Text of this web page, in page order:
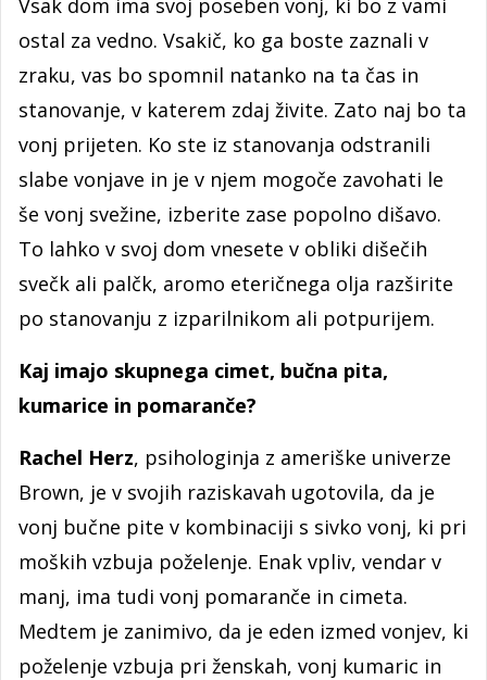
ostal za vedno. Vsakič, ko ga boste zaznali v
zraku, vas bo spomnil natanko na ta čas in
stanovanje, v katerem zdaj živite. Zato naj bo ta
vonj prijeten. Ko ste iz stanovanja odstranili
slabe vonjave in je v njem mogoče zavohati le
še vonj svežine, izberite zase popolno dišavo.
To lahko v svoj dom vnesete v obliki dišečih
svečk ali palčk, aromo eteričnega olja razširite
po stanovanju z izparilnikom ali potpurijem.
Kaj imajo skupnega cimet, bučna pita,
kumarice in pomaranče?
Rachel Herz, psihologinja z ameriške univerze
Brown, je v svojih raziskavah ugotovila, da je
vonj bučne pite v kombinaciji s sivko vonj, ki pri
moških vzbuja poželenje. Enak vpliv, vendar v
manj, ima tudi vonj pomaranče in cimeta.
Medtem je zanimivo, da je eden izmed vonjev, ki
poželenje vzbuja pri ženskah, vonj kumaric in